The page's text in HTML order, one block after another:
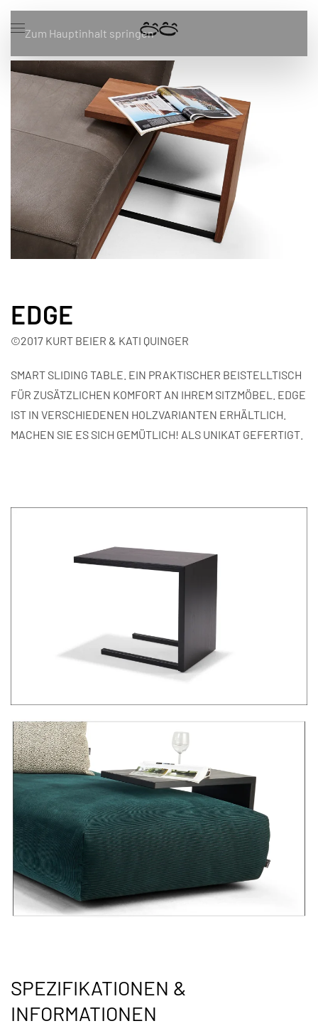
Zum Hauptinhalt springen
EDGE
©2017 KURT BEIER & KATI QUINGER
SMART SLIDING TABLE. EIN PRAKTISCHER BEISTELLTISCH
FÜR ZUSÄTZLICHEN KOMFORT AN IHREM SITZMÖBEL. EDGE
IST IN VERSCHIEDENEN HOLZVARIANTEN ERHÄLTLICH.
MACHEN SIE ES SICH GEMÜTLICH! ALS UNIKAT GEFERTIGT.
SPEZIFIKATIONEN &
INFORMATIONEN